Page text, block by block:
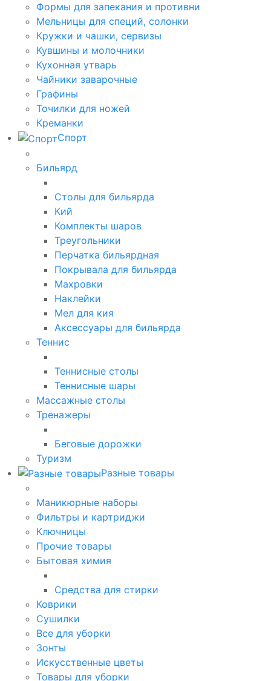
Формы для запекания и противни
Мельницы для специй, солонки
Кружки и чашки, сервизы
Кувшины и молочники
Кухонная утварь
Чайники заварочные
Графины
Точилки для ножей
Креманки
Спорт
Бильярд
Столы для бильярда
Кий
Комплекты шаров
Треугольники
Перчатка бильярдная
Покрывала для бильярда
Махровки
Наклейки
Мел для кия
Аксессуары для бильярда
Теннис
Теннисные столы
Теннисные шары
Массажные столы
Тренажеры
Беговые дорожки
Туризм
Разные товары
Маникюрные наборы
Фильтры и картриджи
Ключницы
Прочие товары
Бытовая химия
Средства для стирки
Коврики
Сушилки
Все для уборки
Зонты
Искусственные цветы
Товары для уборки